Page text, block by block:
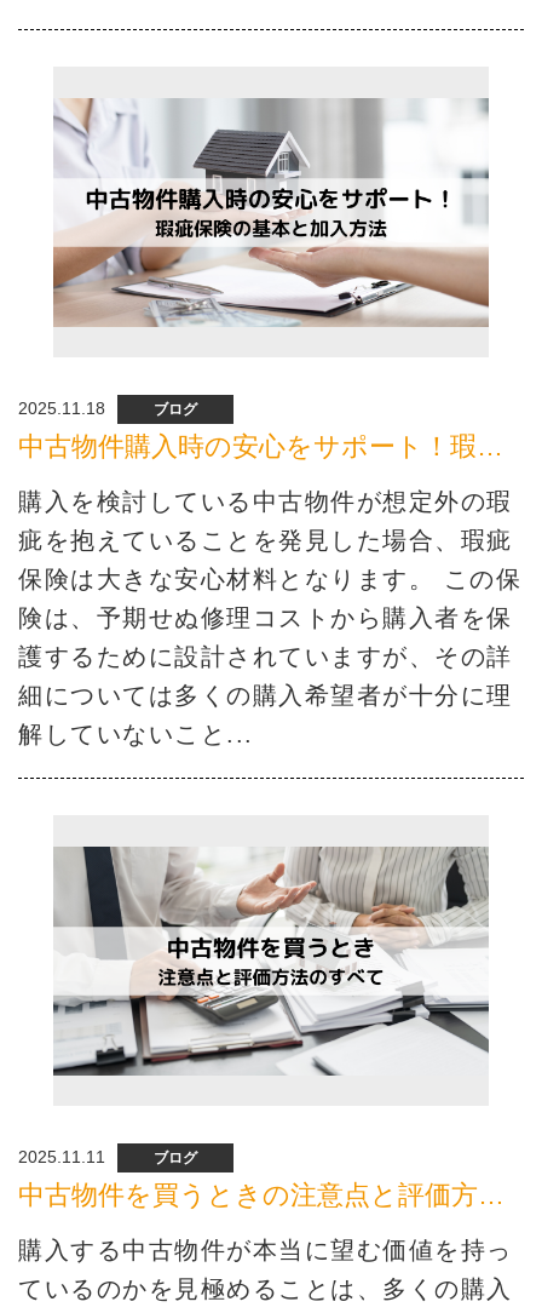
2025.11.18 ブログ
中古物件購入時の安心をサポート！瑕疵保険の基本と加入方法
購入を検討している中古物件が想定外の瑕
疵を抱えていることを発見した場合、瑕疵
保険は大きな安心材料となります。 この保
険は、予期せぬ修理コストから購入者を保
護するために設計されていますが、その詳
細については多くの購入希望者が十分に理
解していないこと...
2025.11.11 ブログ
中古物件を買うときの注意点と評価方法のすべて
購入する中古物件が本当に望む価値を持っ
ているのかを見極めることは、多くの購入